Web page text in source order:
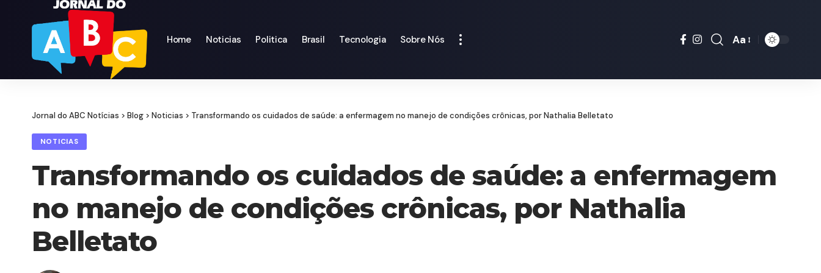
Home Noticias Politica Brasil Tecnologia Sobre Nós
Font
Aa
Jornal do ABC Notícias > Blog > Noticias > Transformando os cuidados de saúde: a enfermagem no manejo de condições crônicas, por Nathalia Belletato
NOTICIAS
Transformando os cuidados de saúde: a enfermagem
no manejo de condições crônicas, por Nathalia
Belletato